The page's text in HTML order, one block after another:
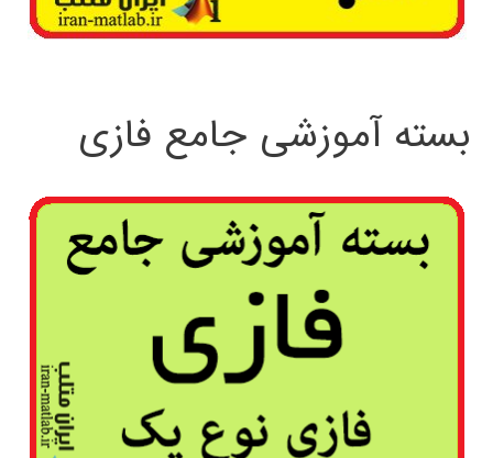
بسته آموزشی جامع فازی